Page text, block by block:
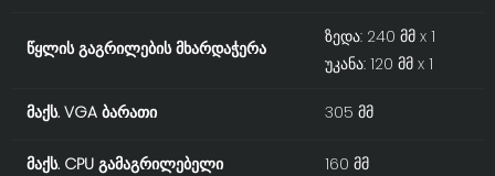
წყლის გაგრილების მხარდაჭერა
ზედა: 240 მმ x 1
უკანა: 120 მმ x 1
მაქს. VGA ბარათი 305 მმ
მაქს. CPU გამაგრილებელი 160 მმ